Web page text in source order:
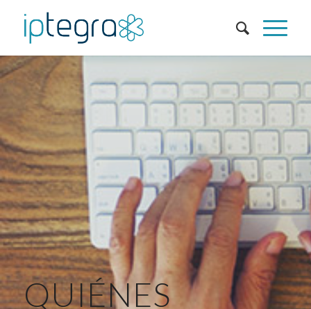
QUIÉNES